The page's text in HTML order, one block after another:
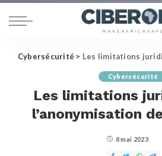
Cybersécurité > Les limitations juridiques de
Cybersécurité
Les limitations
l’anonymisation
8 mai 2023